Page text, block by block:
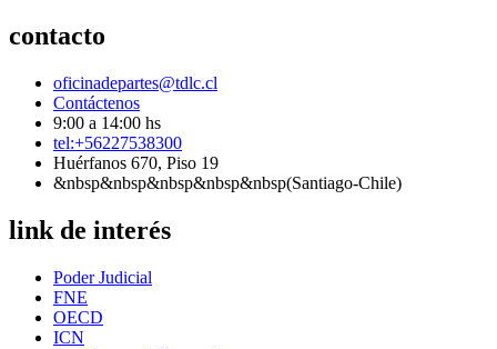
contacto
oficinadepartes@tdlc.cl
Contáctenos
9:00 a 14:00 hs
tel:+56227538300
Huérfanos 670, Piso 19
&nbsp&nbsp&nbsp&nbsp&nbsp(Santiago-Chile)
link de interés
Poder Judicial
FNE
OECD
ICN